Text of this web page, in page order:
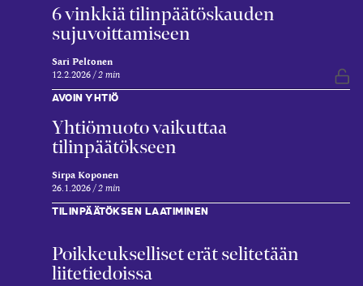
6 vinkkiä tilinpäätöskauden
sujuvoittamiseen
Sari Peltonen
12.2.2026 2 min
AVOIN YHTIÖ
Yhtiömuoto vaikuttaa
tilinpäätökseen
Sirpa Koponen
26.1.2026 2 min
TILINPÄÄTÖKSEN LAATIMINEN
Poikkeukselliset erät selitetään
liitetiedoissa